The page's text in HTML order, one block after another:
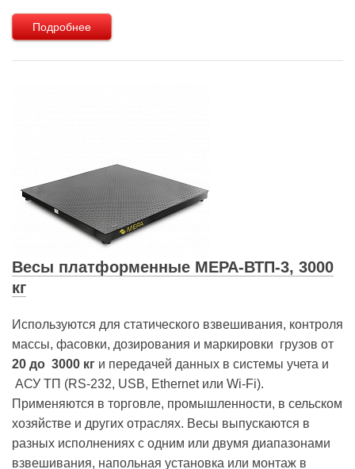
Подробнее
Весы платформенные МЕРА-ВТП-3, 3000
кг
Используются для статического взвешивания, контроля
массы, фасовки, дозирования и маркировки грузов от
20 до 3000 кг и передачей данных в системы учета и
АСУ ТП (RS-232, USB, Ethernet или Wi-Fi).
Применяются в торговле, промышленности, в сельском
хозяйстве и других отраслях. Весы выпускаются в
разных исполнениях с одним или двумя диапазонами
взвешивания, напольная установка или монтаж в